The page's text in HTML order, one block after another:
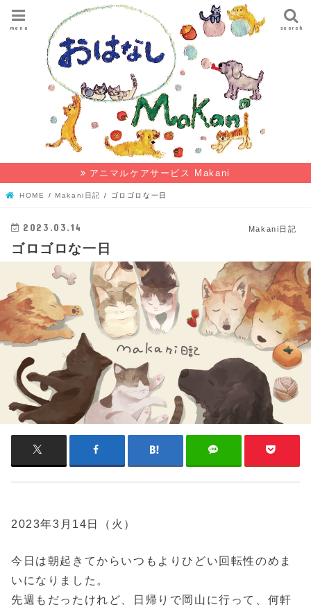
search
menu
アニマルケアサービス Makani
HOME Makani日記 ゴロゴロな一日
Makani日記
2023.03.14
ゴロゴロな一日
2023年3月14日（火）
今日は朝起きてからいつもよりひどい回転性のめま
いになりました。
先週もだったけれど、日帰りで岡山に行って、何軒